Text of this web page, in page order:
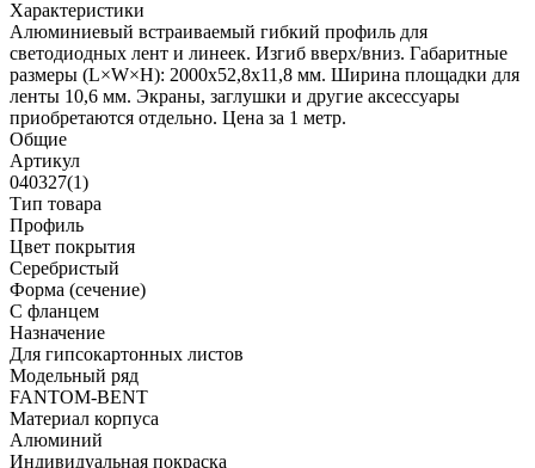
Характеристики
Алюминиевый встраиваемый гибкий профиль для
светодиодных лент и линеек. Изгиб вверх/вниз. Габаритные
размеры (L×W×H): 2000х52,8х11,8 мм. Ширина площадки для
ленты 10,6 мм. Экраны, заглушки и другие аксессуары
приобретаются отдельно. Цена за 1 метр.
Общие
Артикул
040327(1)
Тип товара
Профиль
Цвет покрытия
Серебристый
Форма (сечение)
С фланцем
Назначение
Для гипсокартонных листов
Модельный ряд
FANTOM-BENT
Материал корпуса
Алюминий
Индивидуальная покраска